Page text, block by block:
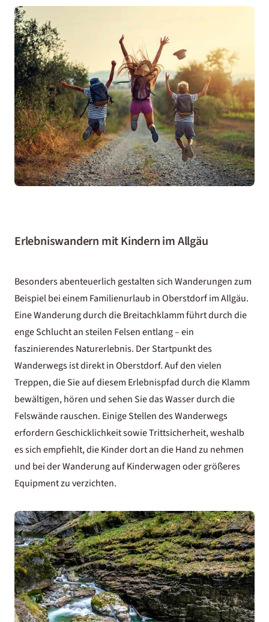
Erlebniswandern mit Kindern im Allgäu
Besonders abenteuerlich gestalten sich Wanderungen zum
Beispiel bei einem Familienurlaub in Oberstdorf imAllgäu.
Eine Wanderung durch die Breitachklamm führt durch die
enge Schlucht an steilen Felsen entlang – ein
faszinierendes Naturerlebnis. Der Startpunkt des
Wanderwegs ist direkt in Oberstdorf. Auf den vielen
Treppen, die Sie auf diesem Erlebnispfad durch die Klamm
bewältigen, hören und sehen Sie das Wasser durch die
Felswände rauschen. Einige Stellen des Wanderwegs
erfordern Geschicklichkeit sowie Trittsicherheit, weshalb
es sich empfiehlt, die Kinder dort an die Hand zu nehmen
und bei der Wanderung auf Kinderwagen oder größeres
Equipment zu verzichten.